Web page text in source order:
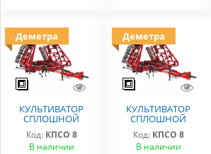
Деметра
КУЛЬТИВАТОР
СПЛОШНОЙ
ОБРАБОТКИ
КПСО-8 ДЕМЕТРА
Код: КПСО 8
В наличии
Деметра
КУЛЬТИВАТОР
СПЛОШНОЙ
ОБРАБОТКИ
ДЕМЕТРА КПСО-8
Код: КПСО 8
В наличии